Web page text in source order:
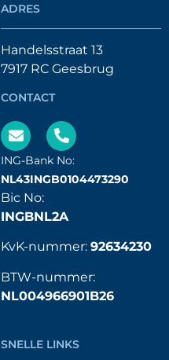
ADRES
Handelsstraat 13
7917 RC Geesbrug
CONTACT
ING-Bank No:
NL43INGB0104473290
Bic No:
INGBNL2A
KvK-nummer: 92634230
BTW-nummer:
NL004966901B26
SNELLE LINKS